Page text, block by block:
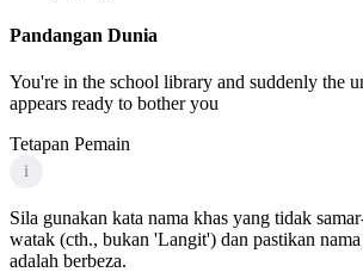
Pandangan Dunia
You're in the school library and suddenly the
appears ready to bother you
Tetapan Pemain
i
Sila gunakan kata nama khas yang tidak
watak (cth., bukan 'Langit') dan pastikan
adalah berbeza.